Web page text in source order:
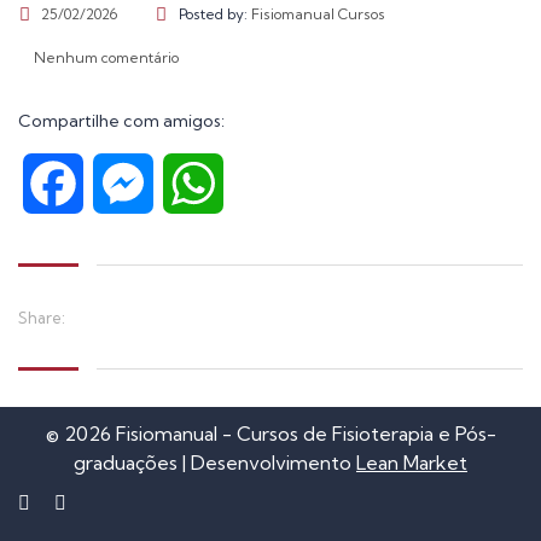
25/02/2026 Posted by: Fisiomanual Cursos
Nenhum comentário
Compartilhe com amigos:
Facebook Messenger
Share:
CURSO DE FORMAÇÃO COMPLETA EM PILA...
CURSO INTERNACIONAL CONCEITO MULLI...
CURSO DE RPG/RVS COM ÊNFASE EM TER...
Por Fisiomanual Cursos
© 2026 Fisiomanual - Cursos de Fisioterapia e Pós-
graduações | Desenvolvimento Lean Market